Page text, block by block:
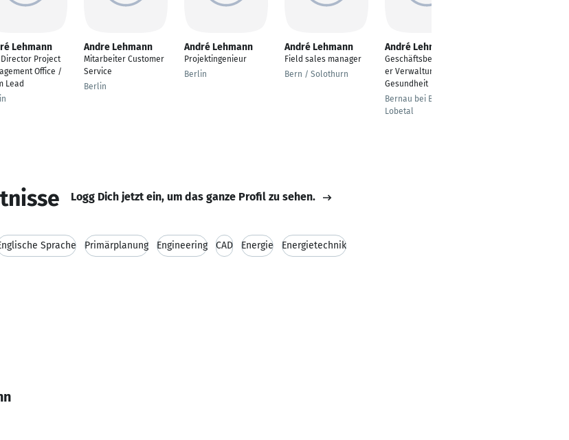
Lehmann
Director Project
Office /
Lead
Andre Lehmann
Mitarbeiter Customer
Service
Berlin
André Lehmann
Projektingenieur
Berlin
André Lehmann
Field sales manager
Bern / Solothurn
André Lehmann
Geschäftsbereichsleit
er Verwaltung und
Gesundheit
Bernau bei Berlin OT
Lobetal
Logg Dich jetzt ein, um das ganze Profil zu sehen.
Sprache Primärplanung Engineering CAD Energie Energietechnik